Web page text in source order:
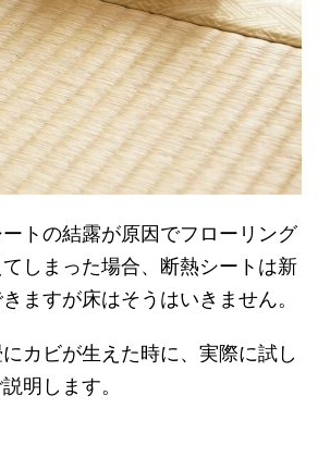
トの結露が原因でフローリング
しまった場合、断熱シートは新
ますが床はそうはいきません。
カビが生えた時に、実際に試し
明します。